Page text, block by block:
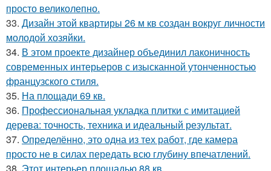
просто великолепно.
33. Дизайн этой квартиры 26 м кв создан вокруг личности
молодой хозяйки.
34. В этом проекте дизайнер объединил лаконичность
современных интерьеров с изысканной утонченностью
французского стиля.
35. На площади 69 кв.
36. Профессиональная укладка плитки с имитацией
дерева: точность, техника и идеальный результат.
37. Определённо, это одна из тех работ, где камера
просто не в силах передать всю глубину впечатлений.